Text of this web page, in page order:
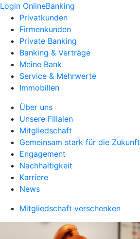
Login OnlineBanking
Privatkunden
Firmenkunden
Private Banking
Banking & Verträge
Meine Bank
Service & Mehrwerte
Immobilien
Über uns
Unsere Filialen
Mitgliedschaft
Gemeinsam stark für die Zukunft
Engagement
Nachhaltigkeit
Karriere
News
Mitgliedschaft verschenken